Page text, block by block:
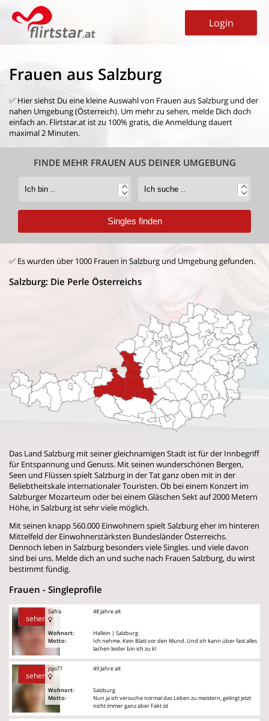
Login
Frauen aus Salzburg
✅ Hier siehst Du eine kleine Auswahl von Frauen aus Salzburg und der
nahen Umgebung (Österreich). Um mehr zu sehen, melde Dich doch
einfach an. Flirtstar.at ist zu 100% gratis, die Anmeldung dauert
maximal 2 Minuten.
FINDE MEHR FRAUEN AUS DEINER UMGEBUNG
✅ Es wurden über 1000 Frauen in Salzburg und Umgebung gefunden.
Salzburg: Die Perle Österreichs
Das Land Salzburg mit seiner gleichnamigen Stadt ist für der Innbegriff
für Entspannung und Genuss. Mit seinen wunderschönen Bergen,
Seen und Flüssen spielt Salzburg in der Tat ganz oben mit in der
Beliebtheitskale internationaler Touristen. Ob bei einem Konzert im
Salzburger Mozarteum oder bei einem Gläschen Sekt auf 2000 Metern
Höhe, in Salzburg ist sehr viele möglich.
Mit seinen knapp 560.000 Einwohnern spielt Salzburg eher im hinteren
Mittelfeld der Einwohnerstärksten Bundesländer Österreichs.
Dennoch leben in Salzburg besonders viele Singles. und viele davon
sind bei uns. Melde dich an und suche nach Frauen Salzburg, du wirst
bestimmt fündig.
Frauen - Singleprofile
sehen
Safra
Wohnort:
Motto:
48 Jahre alt
Hallein | Salzburg
Ich nehme. Kein Blatt vor den Mund. Und ich kann über fast alles
lachen leider bin ich zu kl
sehen
jojo77
Wohnort:
Motto:
49 Jahre alt
Salzburg
Nun ja ich versuche normal das Leben zu meistern, gelingt jetzt
nicht immer ganz aber Fakt ist